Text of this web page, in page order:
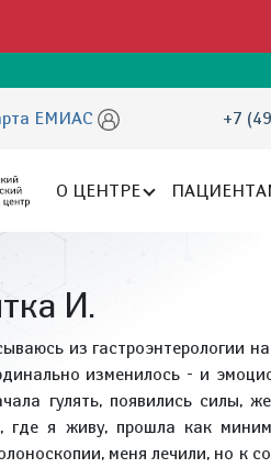
ЕМИАС +7
О ЦЕНТРЕ
И.
из гастроэнтерологии
изменилось - и
гулять, появились силы,
где я живу, прошла как
меня лечили, но к